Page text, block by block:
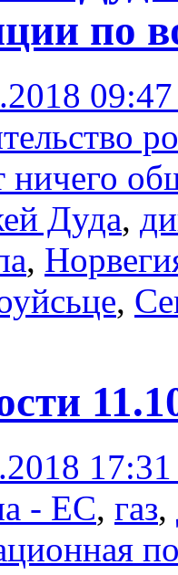
по
09:47
ничего
Дуда,
,
,
17:31
- ЕС, газ,